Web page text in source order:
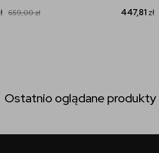
659,00zł 447,81 zł
Ostatnio oglądane produkty